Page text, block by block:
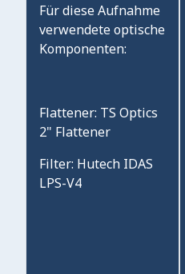
Für diese Aufnahme
verwendete optische
Komponenten:
Flattener: TS Optics
2" Flattener
Filter: Hutech IDAS
LPS-V4